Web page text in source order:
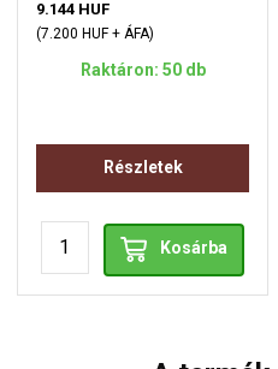
9.144 HUF
(7.200 HUF + ÁFA)
Raktáron: 50 db
Részletek
Kosárba